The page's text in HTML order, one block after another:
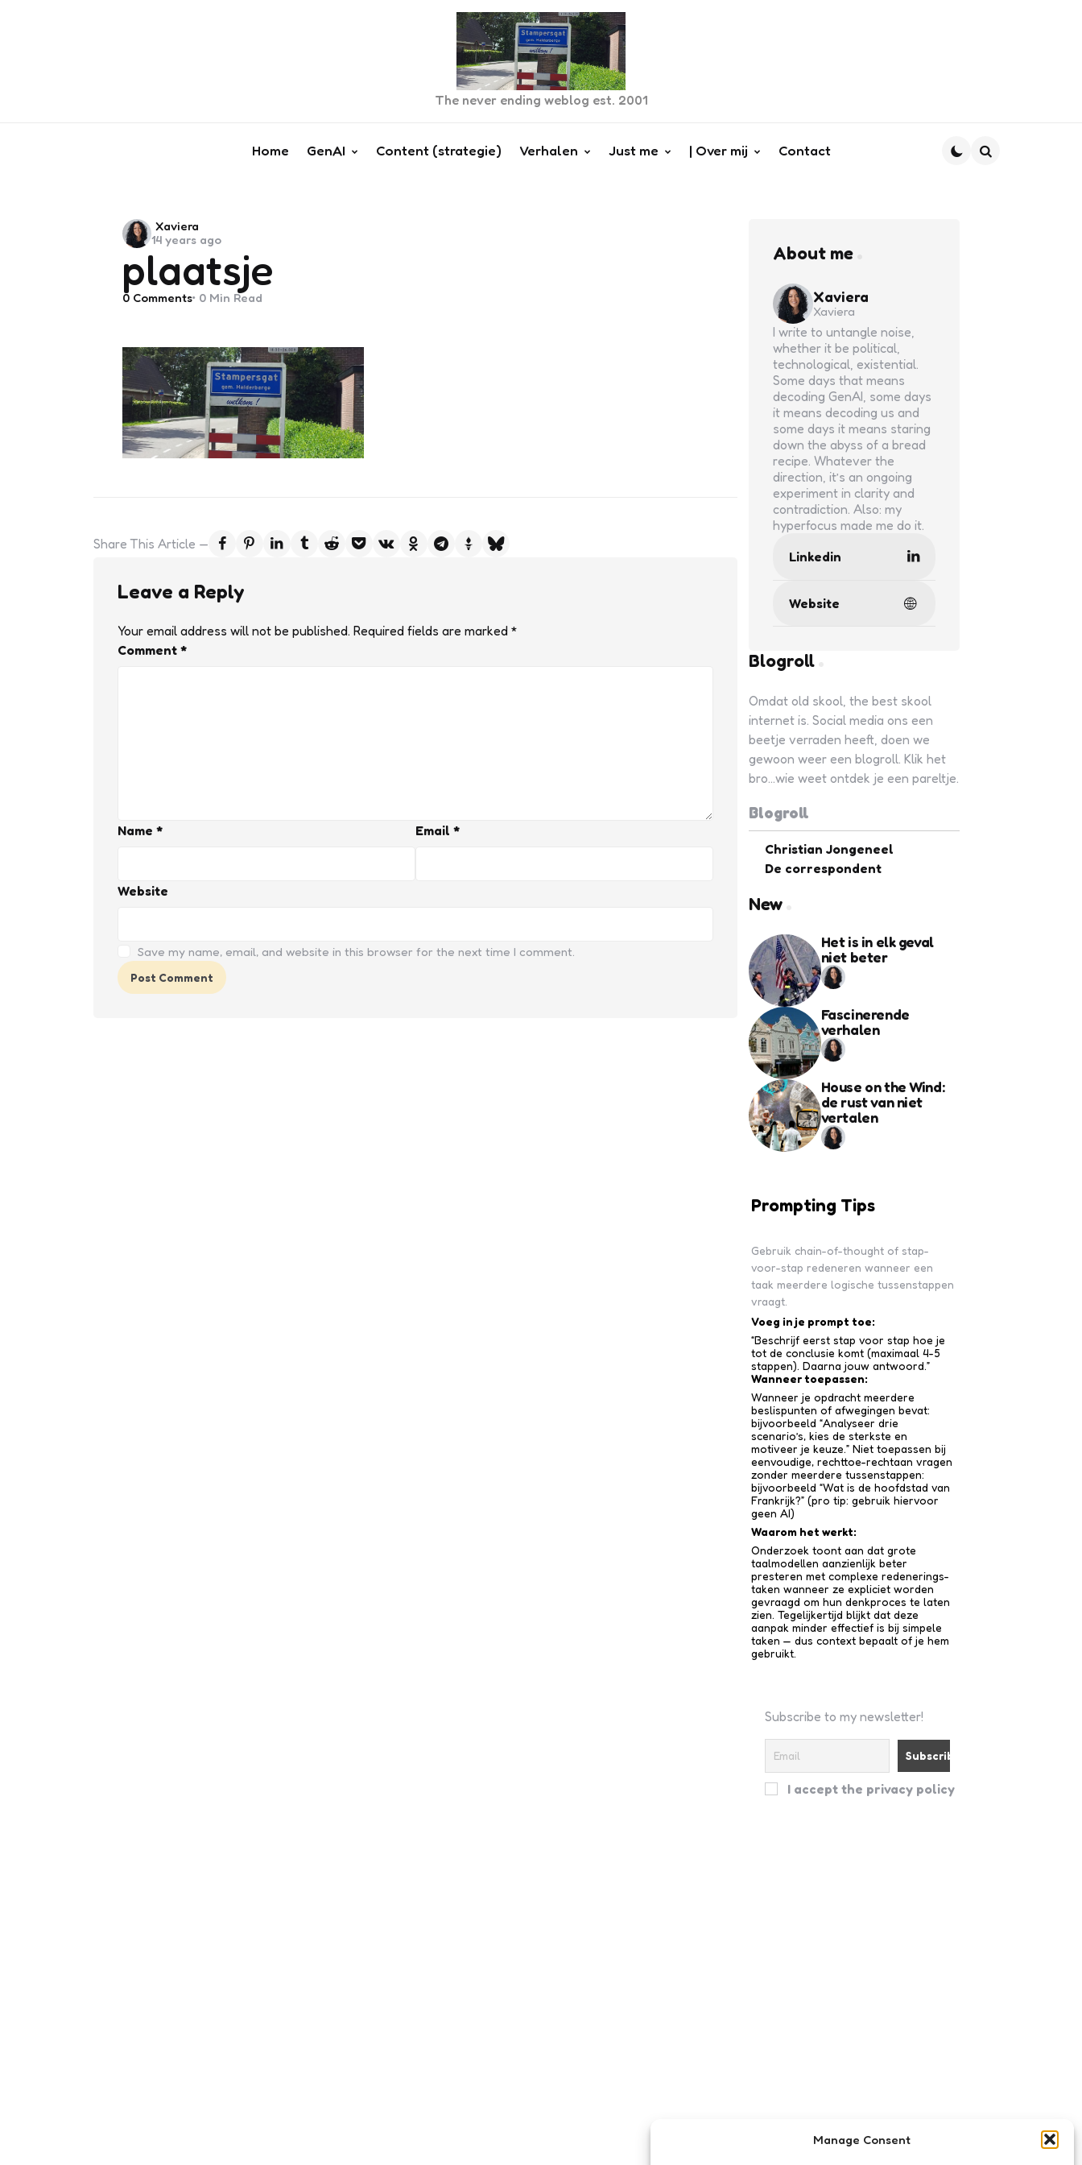
Manage Consent
The never ending weblog est. 2001
Home GenAI Content (strategie) Verhalen Just me | Over mij Contact
plaatsje
Posted
by
Xaviera
14 years ago
0 Comments 0 Min Read
Share This Article
Leave a Reply
Your email address will not be published. Required fields are marked *
Comment *
Name * Email *
Website
Save my name, email, and website in this browser for the next time I comment.
About me
Xaviera
Xaviera
I write to untangle noise,
whether it be political,
technological, existential.
Some days that means
decoding GenAI, some days
it means decoding us and
some days it means staring
down the abyss of a bread
recipe. Whatever the
direction, it’s an ongoing
experiment in clarity and
contradiction. Also: my
hyperfocus made me do it.
Linkedin
Website
Blogroll
Omdat old skool, the best skool
internet is. Social media ons een
beetje verraden heeft, doen we
gewoon weer een blogroll. Klik het
bro...wie weet ontdek je een pareltje.
Blogroll
Christian Jongeneel
De correspondent
New
Het is in elk geval
niet beter
Fascinerende
verhalen
House on the Wind:
de rust van niet
vertalen
Prompting Tips
Gebruik chain-of-thought of stap-
voor-stap redeneren wanneer een
taak meerdere logische tussenstappen
vraagt.
Voeg in je prompt toe:
“Beschrijf eerst stap voor stap hoe je
tot de conclusie komt (maximaal 4-5
stappen). Daarna jouw antwoord.”
Wanneer toepassen:
Wanneer je opdracht meerdere
beslispunten of afwegingen bevat:
bijvoorbeeld “Analyseer drie
scenario’s, kies de sterkste en
motiveer je keuze.” Niet toepassen bij
eenvoudige, rechttoe-recht­aan vragen
zonder meerdere tussen­stappen:
bijvoorbeeld “Wat is de hoofdstad van
Frankrijk?” (pro tip: gebruik hiervoor
geen AI)
Waarom het werkt:
Onderzoek toont aan dat grote
taalmodellen aanzienlijk beter
presteren met complexe redenerings­
taken wanneer ze expliciet worden
gevraagd om hun denkproces te laten
zien. Tegelijkertijd blijkt dat deze
aanpak minder effectief is bij simpele
taken — dus context bepaalt of je hem
gebruikt.
Subscribe to my newsletter!
I accept the privacy policy